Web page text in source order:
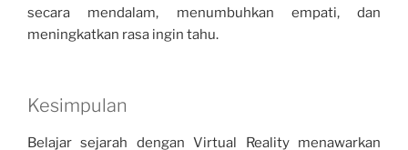
secara mendalam, menumbuhkan empati, dan
meningkatkan rasa ingin tahu.
Kesimpulan
Belajar sejarah dengan Virtual Reality menawarkan